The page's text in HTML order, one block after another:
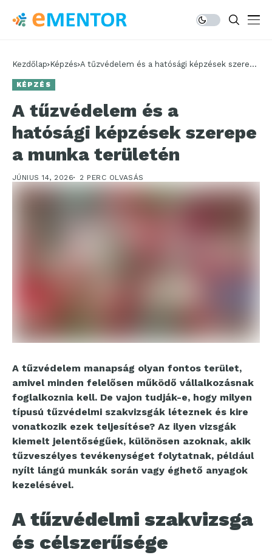
Kezdőlap Képzés A tűzvédelem és a hatósági képzések szerepe
KÉPZÉS
A tűzvédelem és a
hatósági képzések szerepe
a munka területén
JÚNIUS 14, 2026 2 PERC OLVASÁS
A tűzvédelem manapság olyan fontos terület,
amivel minden felelősen működő vállalkozásnak
foglalkoznia kell. De vajon tudják-e, hogy milyen
típusú tűzvédelmi szakvizsgák léteznek és kire
vonatkozik ezek teljesítése? Az ilyen vizsgák
kiemelt jelentőségűek, különösen azoknak, akik
tűzveszélyes tevékenységet folytatnak, például
nyílt lángú munkák során vagy éghető anyagok
kezelésével.
A tűzvédelmi szakvizsga
és célszerűsége